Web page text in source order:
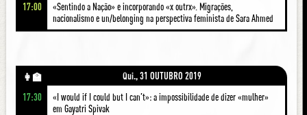
17:00
«Sentindo a Nação» e incorporando «x outrx». Migrações,
nacionalismo e un/belonging na perspectiva feminista de Sara Ahmed
👩‍🏫
Qui., 31 OUTUBRO 2019
17:30
«I would if I could but I can’t»: a impossibilidade de dizer «mulher»
em Gayatri Spivak